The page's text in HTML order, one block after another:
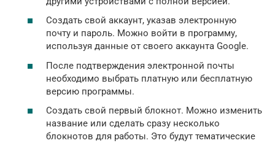
Создать свой аккаунт, указав электронную
почту и пароль. Можно войти в программу,
используя данные от своего аккаунта Google.
После подтверждения электронной почты
необходимо выбрать платную или бесплатную
версию программы.
Создать свой первый блокнот. Можно изменить
название или сделать сразу несколько
блокнотов для работы. Это будут тематические